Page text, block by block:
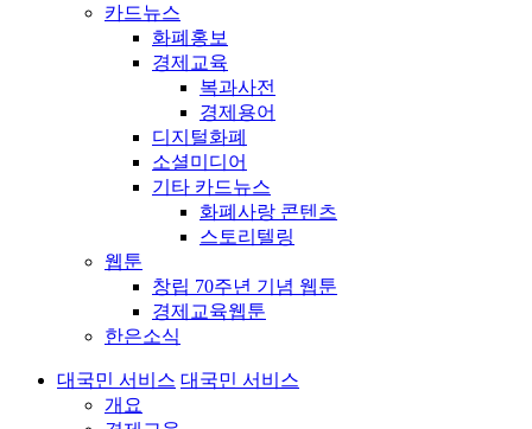
카드뉴스
화폐홍보
경제교육
복과사전
경제용어
디지털화폐
소셜미디어
기타 카드뉴스
화폐사랑 콘텐츠
스토리텔링
웹툰
창립 70주년 기념 웹툰
경제교육웹툰
한은소식
대국민 서비스 대국민 서비스
개요